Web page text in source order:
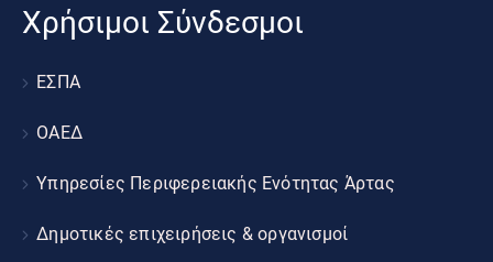
Χρήσιμοι Σύνδεσμοι
ΕΣΠΑ
ΟΑΕΔ
Υπηρεσίες Περιφερειακής Ενότητας Άρτας
Δημοτικές επιχειρήσεις & οργανισμοί